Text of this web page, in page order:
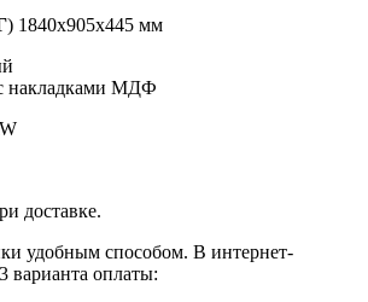
) 1840х905х445 мм
МДФ
доставке.
удобным способом. В интернет-
варианта оплаты: